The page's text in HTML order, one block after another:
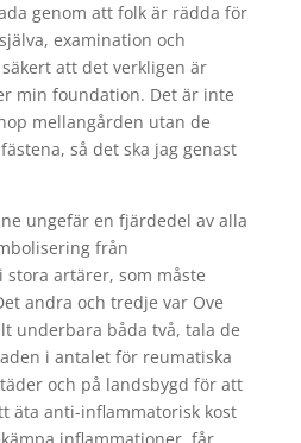
genom att folk är rädda för
examination och
att det verkligen är
min foundation. Det är inte
mellangården utan de
så det ska jag genast
ungefär en fjärdedel av alla
från
stora artärer, som måste
andra och tredje var Ove
underbara båda två, tala de
i antalet för reumatiska
och på landsbygd för att
äta anti-inflammatorisk kost